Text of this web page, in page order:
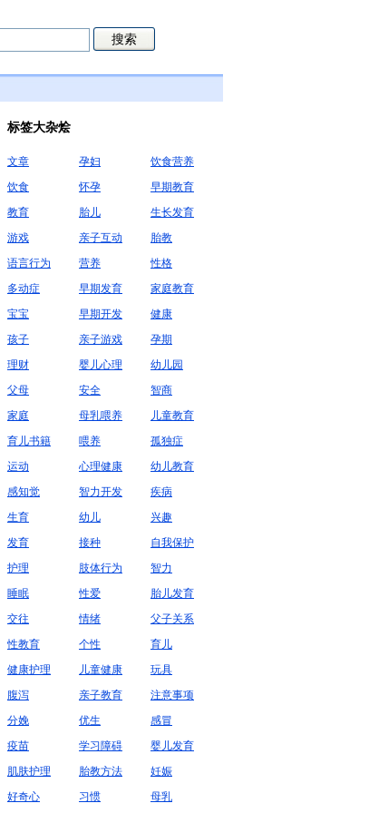
标签大杂烩
文章 孕妇
饮食营养
饮食
怀孕
早期教育
教育
胎儿
生长发育
游戏
亲子互动
胎教
语言行为
营养
性格
多动症
早期发育
家庭教育
宝宝
早期开发
健康
孩子
亲子游戏
孕期
理财
婴儿心理
幼儿园
父母
安全
智商
家庭
母乳喂养
儿童教育
育儿书籍
喂养
孤独症
运动
心理健康
幼儿教育
感知觉
智力开发
疾病
生育
幼儿
兴趣
发育
接种
自我保护
护理
肢体行为
智力
睡眠
性爱
胎儿发育
交往
情绪
父子关系
性教育
个性
育儿
健康护理
儿童健康
玩具
腹泻
亲子教育
注意事项
分娩
优生
感冒
疫苗
学习障碍
婴儿发育
肌肤护理
胎教方法
妊娠
好奇心
习惯 母乳